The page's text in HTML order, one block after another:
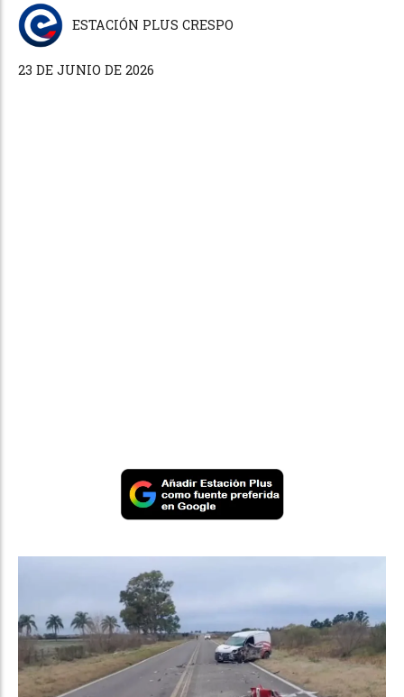
23 DE JUNIO DE 2026
ESTACIÓN PLUS CRESPO